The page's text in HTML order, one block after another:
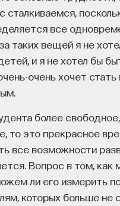
сталкиваемся,
все
таких вещей я не
и я не хотел бы
очень хочет
более
то это прекрасное
все возможности
Вопрос в том,
ли его измерить
которых больше не
с первого раза, и это
эйфория, это был,
успех в моей жизни.
к этому подтолкнул
профессор, наш очень
некоторое
вместе в институте
как
меня и говорил:
самая лучшая кафедра,
там лучшее